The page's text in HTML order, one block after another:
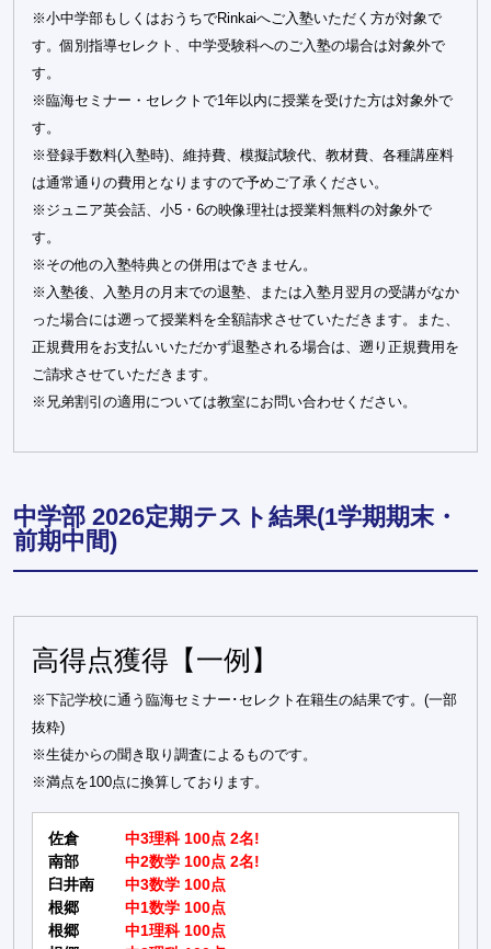
※小中学部もしくはおうちでRinkaiへご入塾いただく方が対象で
す。個別指導セレクト、中学受験科へのご入塾の場合は対象外で
す。
※臨海セミナー・セレクトで1年以内に授業を受けた方は対象外で
す。
※登録手数料(入塾時)、維持費、模擬試験代、教材費、各種講座料
は通常通りの費用となりますので予めご了承ください。
※ジュニア英会話、小5・6の映像理社は授業料無料の対象外で
す。
※その他の入塾特典との併用はできません。
※入塾後、入塾月の月末での退塾、または入塾月翌月の受講がなか
った場合には遡って授業料を全額請求させていただきます。また、
正規費用をお支払いいただかず退塾される場合は、遡り正規費用を
ご請求させていただきます。
※兄弟割引の適用については教室にお問い合わせください。
中学部 2026定期テスト結果(1学期期末・
前期中間)
高得点獲得【一例】
※下記学校に通う臨海セミナー･セレクト在籍生の結果です。(一部
抜粋)
※生徒からの聞き取り調査によるものです。
※満点を100点に換算しております。
佐倉
中3理科 100点 2名!
南部
中2数学 100点 2名!
臼井南
中3数学 100点
根郷
中1数学 100点
根郷
中1理科 100点